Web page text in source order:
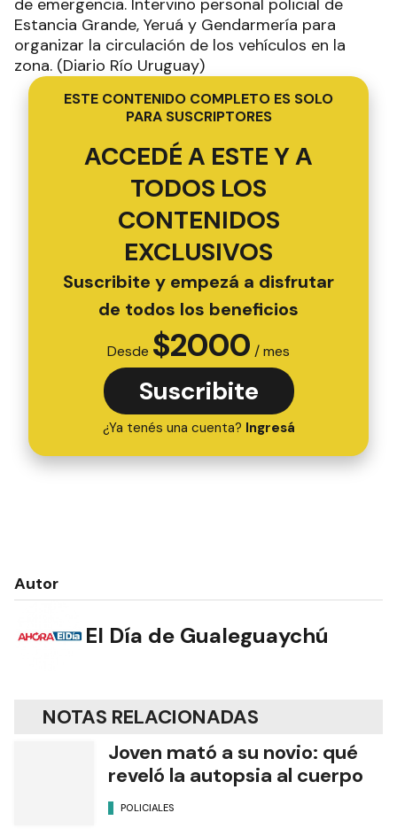
de emergencia. Intervino personal policial de
Estancia Grande, Yeruá y Gendarmería para
organizar la circulación de los vehículos en la
zona. (Diario Río Uruguay)
ESTE CONTENIDO COMPLETO ES SOLO
PARA SUSCRIPTORES
ACCEDÉ A ESTE Y A
TODOS LOS
CONTENIDOS
EXCLUSIVOS
Suscribite y empezá a disfrutar
de todos los beneficios
Desde $2000 / mes
Suscribite
¿Ya tenés una cuenta? Ingresá
Autor
El Día de Gualeguaychú
NOTAS RELACIONADAS
Joven mató a su novio: qué
reveló la autopsia al cuerpo
POLICIALES